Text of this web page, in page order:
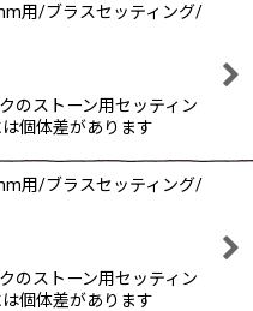
用/ブラスセッティング/
のストーン用セッティン
個体差があります
用/ブラスセッティング/
のストーン用セッティン
個体差があります